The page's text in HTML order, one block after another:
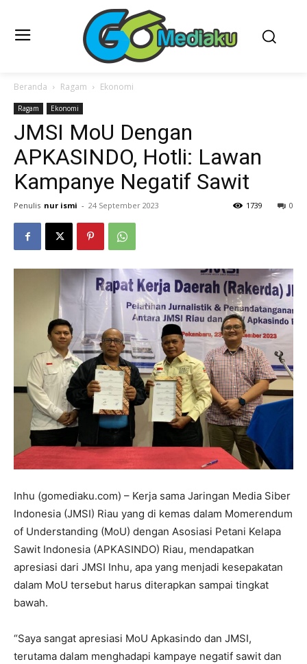
Beranda Ragam Ekonomi
Ragam Ekonomi
JMSI MoU Dengan
APKASINDO, Hotli: Lawan
Kampanye Negatif Sawit
Penulis nur ismi - 24 September 2023 0
1739
Inhu (gomediaku.com) – Kerja sama Jaringan Media Siber
Indonesia (JMSI) Riau yang di kemas dalam Momerendum
of Understanding (MoU) dengan Asosiasi Petani Kelapa
Sawit Indonesia (APKASINDO) Riau, mendapatkan
apresiasi dari JMSI Inhu, apa yang menjadi kesepakatan
dalam MoU tersebut harus diterapkan sampai tingkat
bawah.
“Saya sangat apresiasi MoU Apkasindo dan JMSI,
terutama dalam menghadapi kampaye negatif sawit dan